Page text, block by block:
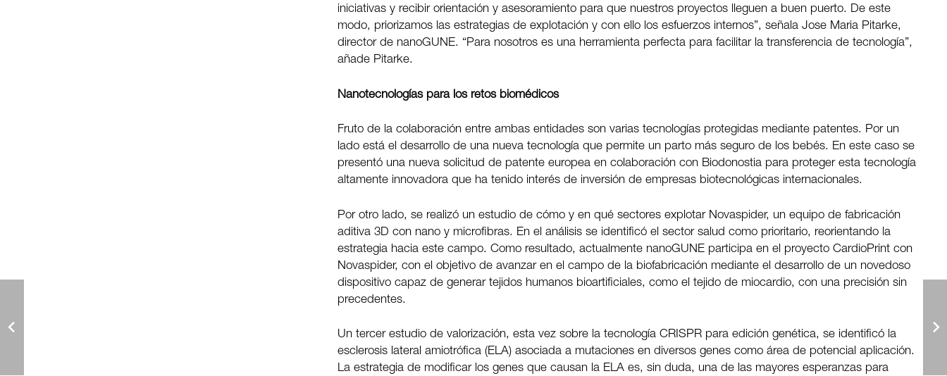
iniciativas y recibir orientación y asesoramiento para que nuestros proyectos lleguen a buen puerto. De este
modo, priorizamos las estrategias de explotación y con ello los esfuerzos internos”, señala Jose Maria Pitarke,
director de nanoGUNE. “Para nosotros es una herramienta perfecta para facilitar la transferencia de tecnología”,
añade Pitarke.
Nanotecnologías para los retos biomédicos
Fruto de la colaboración entre ambas entidades son varias tecnologías protegidas mediante patentes. Por un
lado está el desarrollo de una nueva tecnología que permite un parto más seguro de los bebés. En este caso se
presentó una nueva solicitud de patente europea en colaboración con Biodonostia para proteger esta tecnología
altamente innovadora que ha tenido interés de inversión de empresas biotecnológicas internacionales.
Por otro lado, se realizó un estudio de cómo y en qué sectores explotar Novaspider, un equipo de fabricación
aditiva 3D con nano y microfibras. En el análisis se identificó el sector salud como prioritario, reorientando la
estrategia hacia este campo. Como resultado, actualmente nanoGUNE participa en el proyecto CardioPrint con
Novaspider, con el objetivo de avanzar en el campo de la biofabricación mediante el desarrollo de un novedoso
dispositivo capaz de generar tejidos humanos bioartificiales, como el tejido de miocardio, con una precisión sin
precedentes.
Un tercer estudio de valorización, esta vez sobre la tecnología CRISPR para edición genética, se identificó la
esclerosis lateral amiotrófica (ELA) asociada a mutaciones en diversos genes como área de potencial aplicación.
La estrategia de modificar los genes que causan la ELA es, sin duda, una de las mayores esperanzas para